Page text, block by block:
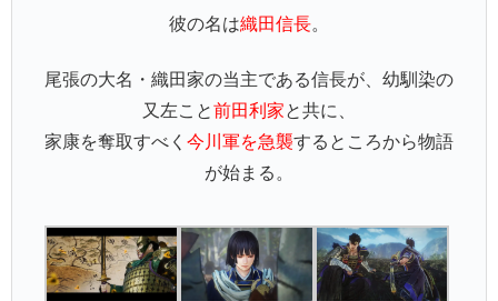
彼の名は織田信長。
尾張の大名・織田家の当主である信長が、幼馴染の
又左こと前田利家と共に、
家康を奪取すべく 今川軍を急襲するところから物語
が始まる。